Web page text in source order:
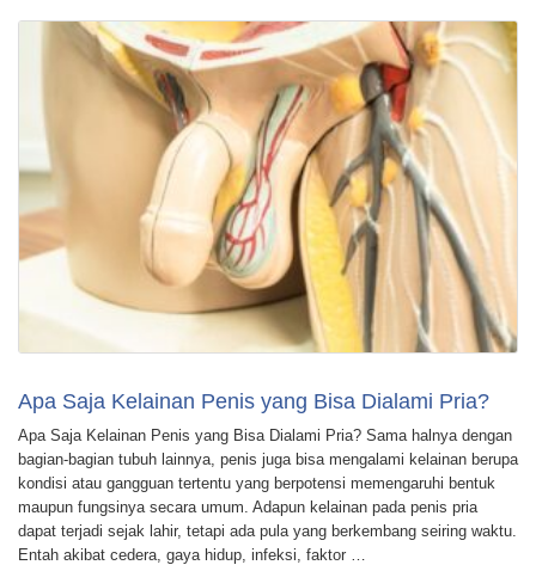
Apa Saja Kelainan Penis yang Bisa Dialami Pria?
Apa Saja Kelainan Penis yang Bisa Dialami Pria? Sama halnya dengan
bagian-bagian tubuh lainnya, penis juga bisa mengalami kelainan berupa
kondisi atau gangguan tertentu yang berpotensi memengaruhi bentuk
maupun fungsinya secara umum. Adapun kelainan pada penis pria
dapat terjadi sejak lahir, tetapi ada pula yang berkembang seiring waktu.
Entah akibat cedera, gaya hidup, infeksi, faktor …